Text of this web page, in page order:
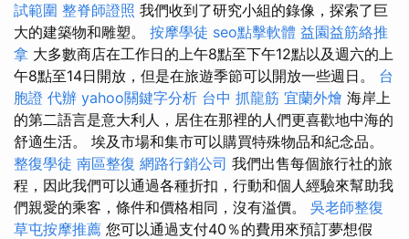
試範圍 整脊師證照 我們收到了研究小組的錄像，探索了巨
大的建築物和雕塑。 按摩學徒 seo點擊軟體 益園益筋絡推
拿 大多數商店在工作日的上午8點至下午12點以及週六的上
午8點至14日開放，但是在旅遊季節可以開放一些週日。 台
胞證 代辦 yahoo關鍵字分析 台中 抓龍筋 宜蘭外燴 海岸上
的第二語言是意大利人，居住在那裡的人們更喜歡地中海的
舒適生活。 埃及市場和集市可以購買特殊物品和紀念品。
整復學徒 南區整復 網路行銷公司 我們出售每個旅行社的旅
程，因此我們可以通過各種折扣，行動和個人經驗來幫助我
們親愛的乘客，條件和價格相同，沒有溢價。 吳老師整復
草屯按摩推薦 您可以通過支付40％的費用來預訂夢想假